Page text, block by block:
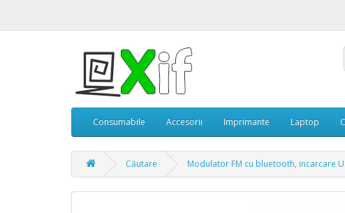
Consumabile Accesorii Imprimante Laptop
Căutare Modulator FM cu bluetooth, incarcare